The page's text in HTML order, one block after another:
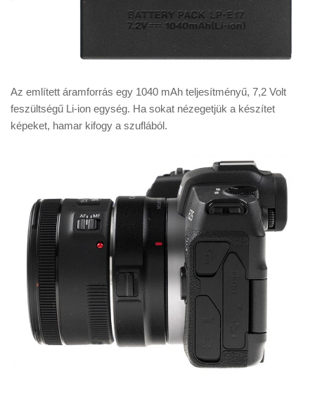
Az említett áramforrás egy 1040 mAh teljesítményű, 7,2 Volt
feszültségű Li-ion egység. Ha sokat nézegetjük a készítet
képeket, hamar kifogy a szuflából.